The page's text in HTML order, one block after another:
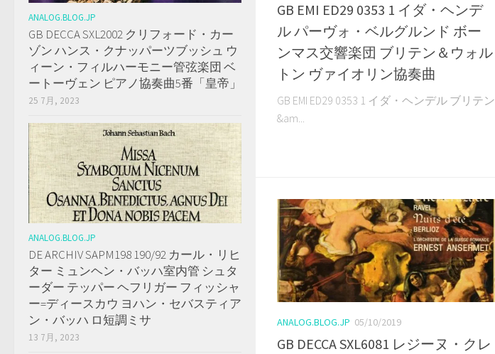
GB EMI ED29 0353 1 イダ・ヘンデ
ル パーヴォ・ベルグルンド ボー
ンマス交響楽団 ブリテン＆ウォル
トン ヴァイオリン協奏曲
GB EMI ED29 0353 1 イダ・ヘンデル ブリテン
&am...
ANALOG.BLOG.JP 05/10/2019
GB DECCA SXL6081 レジーヌ・クレ
ANALOG.BLOG.JP
GB DECCA SXL2002 クリフォード・カー
ゾン ハンス・クナッパーツブッシュ ウ
ィーン・フィルハーモニー管弦楽団 ベ
ートーヴェン ピアノ協奏曲5番「皇帝」
25 7月, 2023
ANALOG.BLOG.JP
DE ARCHIV SAPM198 190/92 カール・リヒ
ター ミュンヘン・バッハ室内管 シュタ
ーダー テッパー ヘフリガー フィッシャ
ー=ディースカウ ヨハン・セバスティア
ン・バッハ ロ短調ミサ
13 7月, 2023